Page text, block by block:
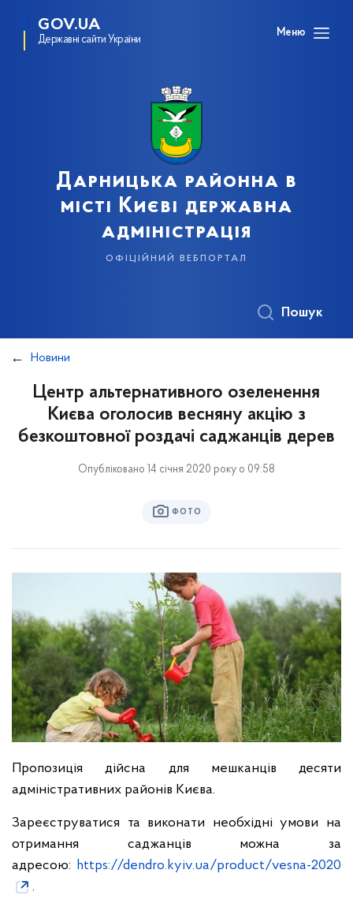
GOV.UA
Державні сайти України
Меню
Дарницька районна в
місті Києві державна
адміністрація
офіційний вебпортал
Пошук
Новини
Центр альтернативного озеленення
Києва оголосив весняну акцію з
безкоштовної роздачі саджанців дерев
Опубліковано 14 січня 2020 року о 09:58
ФОТО
Пропозиція дійсна для мешканців десяти
адміністративних районів Києва.
Зареєструватися та виконати необхідні умови на
отримання саджанців можна за
адресою: https://dendro.kyiv.ua/product/vesna-2020
.